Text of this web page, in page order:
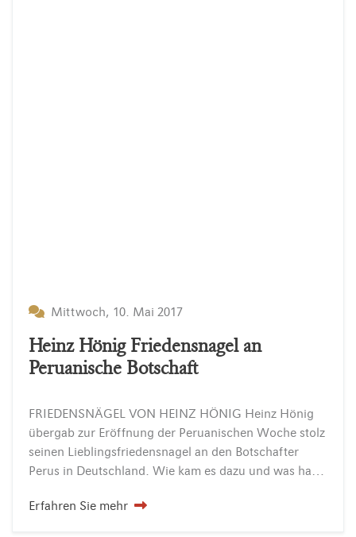
Mittwoch, 10. Mai 2017
Heinz Hönig Friedensnagel an
Peruanische Botschaft
FRIEDENSNÄGEL VON HEINZ HÖNIG Heinz Hönig
übergab zur Eröffnung der Peruanischen Woche stolz
seinen Lieblingsfriedensnagel an den Botschafter
Perus in Deutschland. Wie kam es dazu und was hat es eigentlich mit diesen Friedensnagel auf sich? Lasst uns Schmiede mal sagen: Wir…
Erfahren Sie mehr